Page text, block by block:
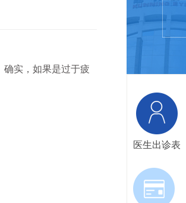
实，如果是过于疲
医生出诊表